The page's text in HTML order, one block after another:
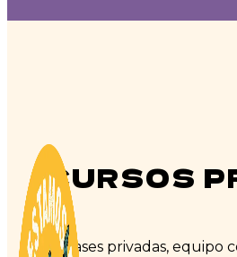
CURSOS
Clases privadas, equipo